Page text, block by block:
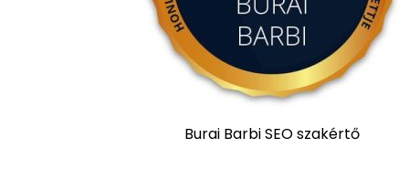
Burai Barbi SEO szakértő